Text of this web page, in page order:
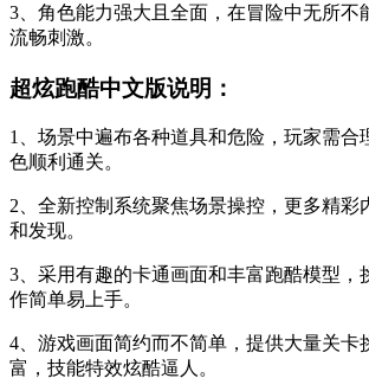
3、角色能力强大且全面，在冒险中无所不
流畅刺激。
超炫跑酷中文版说明：
1、场景中遍布各种道具和危险，玩家需合
色顺利通关。
2、全新控制系统聚焦场景操控，更多精彩
和发现。
3、采用有趣的卡通画面和丰富跑酷模型，
作简单易上手。
4、游戏画面简约而不简单，提供大量关卡
富，技能特效炫酷逼人。